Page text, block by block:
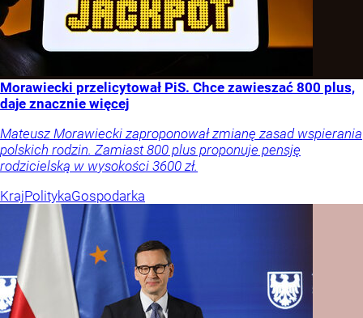
Morawiecki przelicytował PiS. Chce zawieszać 800 plus,
daje znacznie więcej
Mateusz Morawiecki zaproponował zmianę zasad wspierania
polskich rodzin. Zamiast 800 plus proponuje pensję
rodzicielską w wysokości 3600 zł.
KrajPolitykaGospodarka